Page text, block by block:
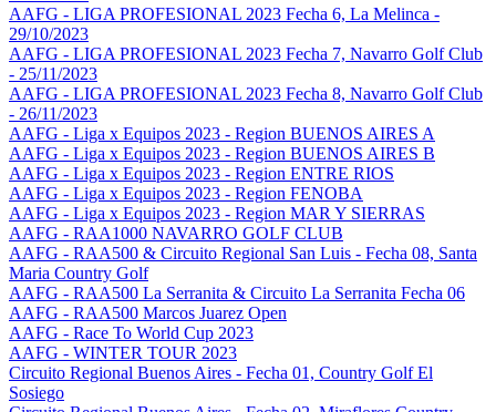
AAFG - LIGA PROFESIONAL 2023 Fecha 6, La Melinca -
29/10/2023
AAFG - LIGA PROFESIONAL 2023 Fecha 7, Navarro Golf Club
- 25/11/2023
AAFG - LIGA PROFESIONAL 2023 Fecha 8, Navarro Golf Club
- 26/11/2023
AAFG - Liga x Equipos 2023 - Region BUENOS AIRES A
AAFG - Liga x Equipos 2023 - Region BUENOS AIRES B
AAFG - Liga x Equipos 2023 - Region ENTRE RIOS
AAFG - Liga x Equipos 2023 - Region FENOBA
AAFG - Liga x Equipos 2023 - Region MAR Y SIERRAS
AAFG - RAA1000 NAVARRO GOLF CLUB
AAFG - RAA500 & Circuito Regional San Luis - Fecha 08, Santa
Maria Country Golf
AAFG - RAA500 La Serranita & Circuito La Serranita Fecha 06
AAFG - RAA500 Marcos Juarez Open
AAFG - Race To World Cup 2023
AAFG - WINTER TOUR 2023
Circuito Regional Buenos Aires - Fecha 01, Country Golf El
Sosiego